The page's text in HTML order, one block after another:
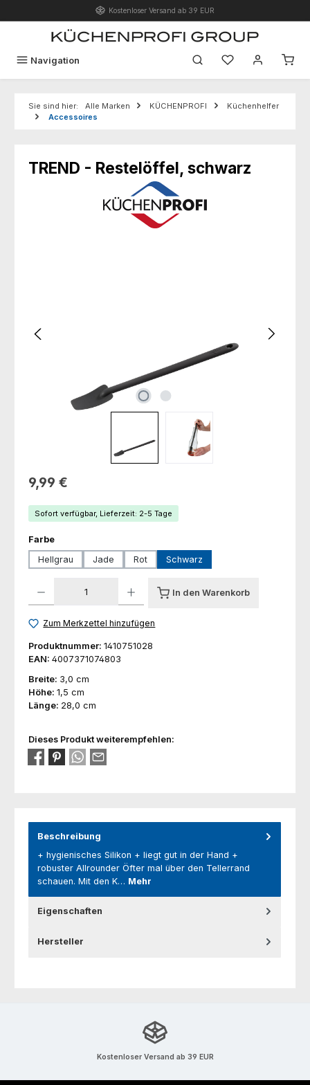
Zum Hauptinhalt springenKostenloser Versand ab 39 EUR
Navigation Du hast 0
Sie sind hier: Alle Marken KÜCHENPROFI
Küchenhelfer
Accessoires
TREND - Restelöffel, schwarz
Regulärer Preis:
9,99 €
Sofort verfügbar, Lieferzeit: 2-5 Tage
Farbeauswählen
Hellgrau
Jade Rot Schwarz
In den Warenkorb
Zum Merkzettel hinzufügen
Produktnummer: 1410751028
EAN: 4007371074803
Breite: 3,0 cm
Höhe: 1,5 cm
Länge: 28,0 cm
Dieses Produkt weiterempfehlen:
Beschreibung
+ hygienisches Silikon + liegt gut in der Hand +
robuster Allrounder Öfter mal über den Tellerrand
schauen. Mit den K… Mehr
Eigenschaften
Hersteller
Kostenloser Versand ab 39 EUR